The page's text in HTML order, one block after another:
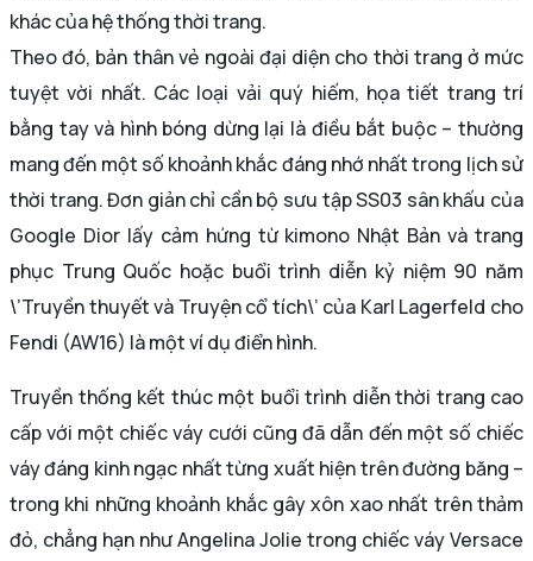
khác của hệ thống thời trang.
Theo đó, bản thân vẻ ngoài đại diện cho thời trang ở mức
tuyệt vời nhất. Các loại vải quý hiếm, họa tiết trang trí
bằng tay và hình bóng dừng lại là điều bắt buộc – thường
mang đến một số khoảnh khắc đáng nhớ nhất trong lịch sử
thời trang. Đơn giản chỉ cần bộ sưu tập SS03 sân khấu của
Google Dior lấy cảm hứng từ kimono Nhật Bản và trang
phục Trung Quốc hoặc buổi trình diễn kỷ niệm 90 năm
\’Truyền thuyết và Truyện cổ tích\’ của Karl Lagerfeld cho
Fendi (AW16) là một ví dụ điển hình.
Truyền thống kết thúc một buổi trình diễn thời trang cao
cấp với một chiếc váy cưới cũng đã dẫn đến một số chiếc
váy đáng kinh ngạc nhất từng xuất hiện trên đường băng –
trong khi những khoảnh khắc gây xôn xao nhất trên thảm
đỏ, chẳng hạn như Angelina Jolie trong chiếc váy Versace